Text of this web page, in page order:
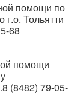
помощи по
Тольятти
68
помощи
(8482) 79-05-